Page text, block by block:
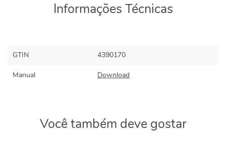
Informações Técnicas
GTIN 4390170
Manual Download
Você também deve gostar